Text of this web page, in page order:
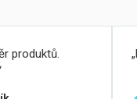
produktů.